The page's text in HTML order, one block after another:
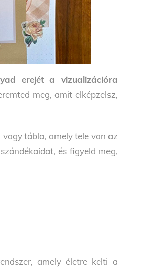
erejét a vizualizációra
meg, amit elképzelsz,
vagy tábla, amely tele van az
és figyeld meg,
amely életre kelti a